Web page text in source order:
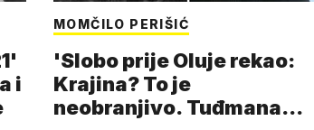
i
MOMČILO PERIŠIĆ
'Slobo prije Oluje rekao:
Krajina? To je
neobranjivo. Tuđmana